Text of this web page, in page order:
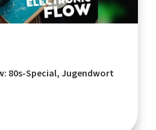
80s-Special, Jugendwort